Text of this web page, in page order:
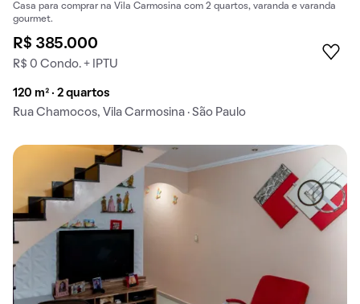
Casa para comprar na Vila Carmosina com 2 quartos, varanda e varanda
gourmet.
R$ 385.000
R$ 0 Condo. + IPTU
120 m² · 2 quartos
Rua Chamocos, Vila Carmosina · São Paulo